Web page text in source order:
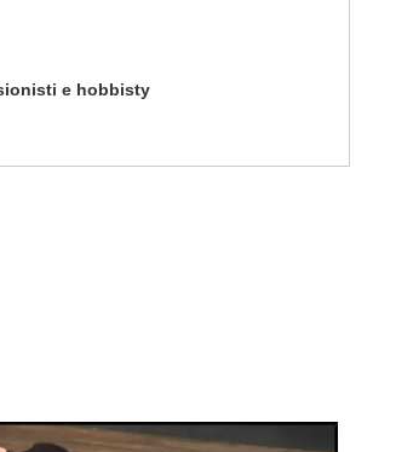
e hobbisty